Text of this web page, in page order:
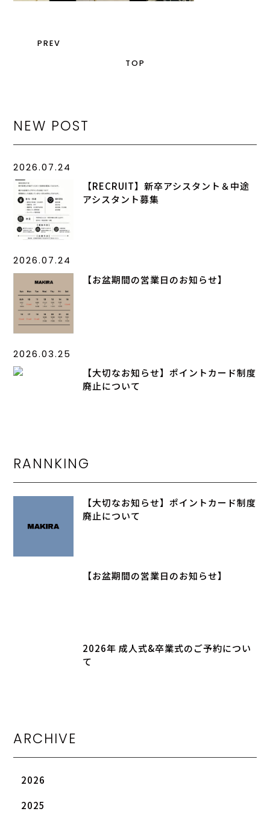
PREV
TOP
NEW POST
2026.07.24
【RECRUIT】新卒アシスタント＆中途
アシスタント募集
2026.07.24
【お盆期間の営業日のお知らせ】
2026.03.25
【大切なお知らせ】ポイントカード制度
廃止について
RANNKING
【大切なお知らせ】ポイントカード制度
廃止について
【お盆期間の営業日のお知らせ】
2026年 成人式&卒業式のご予約につい
て
ARCHIVE
2026
2025